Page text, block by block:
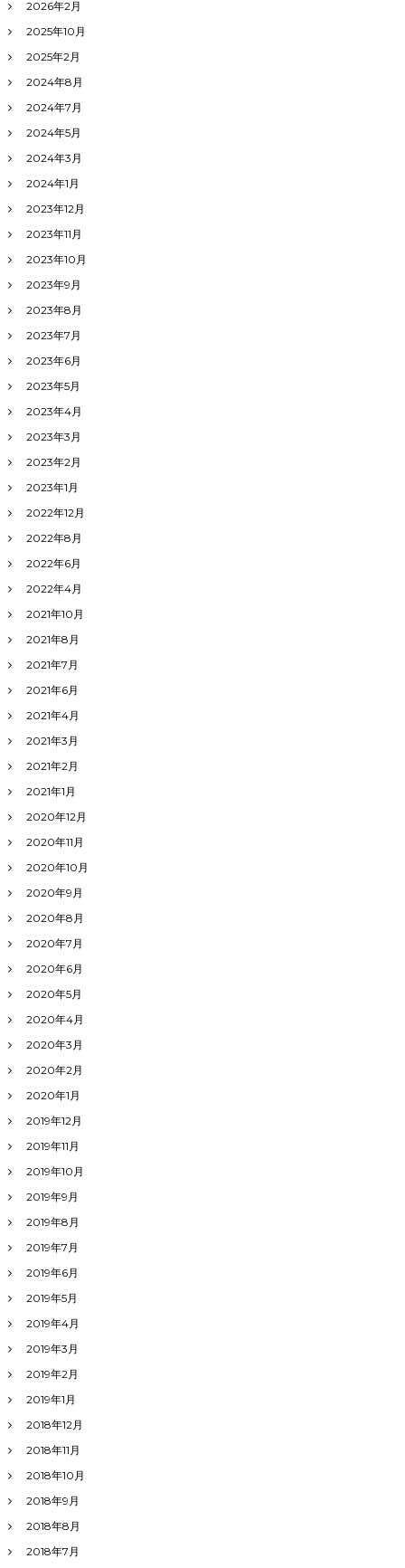
2026年2月
2025年10月
2025年2月
2024年8月
2024年7月
2024年5月
2024年3月
2024年1月
2023年12月
2023年11月
2023年10月
2023年9月
2023年8月
2023年7月
2023年6月
2023年5月
2023年4月
2023年3月
2023年2月
2023年1月
2022年12月
2022年8月
2022年6月
2022年4月
2021年10月
2021年8月
2021年7月
2021年6月
2021年4月
2021年3月
2021年2月
2021年1月
2020年12月
2020年11月
2020年10月
2020年9月
2020年8月
2020年7月
2020年6月
2020年5月
2020年4月
2020年3月
2020年2月
2020年1月
2019年12月
2019年11月
2019年10月
2019年9月
2019年8月
2019年7月
2019年6月
2019年5月
2019年4月
2019年3月
2019年2月
2019年1月
2018年12月
2018年11月
2018年10月
2018年9月
2018年8月
2018年7月